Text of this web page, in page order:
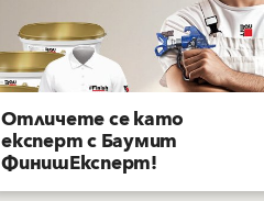
Отличете се като
експерт с Баумит
ФинишЕксперт!